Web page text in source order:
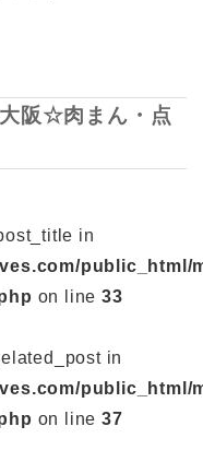
阪☆肉まん・点
in
public_html/
on line33
in
public_html/
on line37